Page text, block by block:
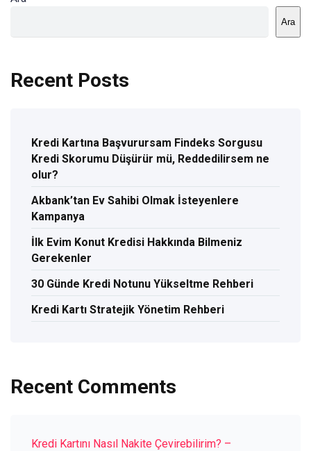
Ara
Recent Posts
Kredi Kartına Başvurursam Findeks Sorgusu
Kredi Skorumu Düşürür mü, Reddedilirsem ne
olur?
Akbank’tan Ev Sahibi Olmak İsteyenlere
Kampanya
İlk Evim Konut Kredisi Hakkında Bilmeniz
Gerekenler
30 Günde Kredi Notunu Yükseltme Rehberi
Kredi Kartı Stratejik Yönetim Rehberi
Recent Comments
Kredi Kartını Nasıl Nakite Çevirebilirim? –